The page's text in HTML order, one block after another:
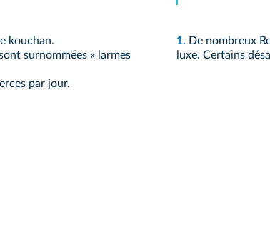
kouchan.
surnommées « larmes
par jour.
1. De nombreux
luxe. Certains